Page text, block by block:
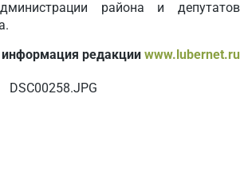
района и депутатов
информация редакции www.lubernet.ru